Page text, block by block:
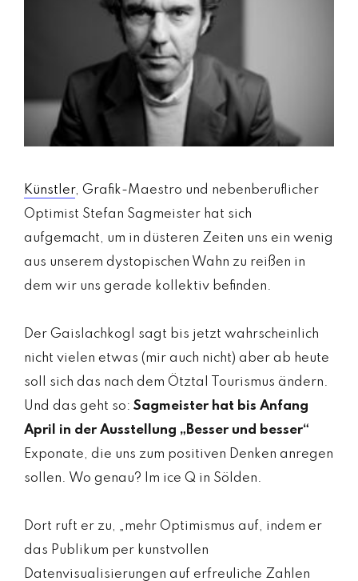
a
zi
n
a
u
s
Ö
st
ei
c
h
MODE, BEAUTY, TRAVEL, MENTAL HEALTH
Künstler, Grafik-Maestro und nebenberuflicher
Optimist Stefan Sagmeister hat sich
aufgemacht, um in düsteren Zeiten uns ein wenig
aus unserem dystopischen Wahn zu reißen in
dem wir uns gerade kollektiv befinden.
Der Gaislachkogl sagt bis jetzt wahrscheinlich
nicht vielen etwas (mir auch nicht) aber ab heute
soll sich das nach dem Ötztal Tourismus ändern.
Und das geht so: Sagmeister hat bis Anfang
April in der Ausstellung „Besser und besser“
Exponate, die uns zum positiven Denken anregen
sollen. Wo genau? Im ice Q in Sölden.
Dort ruft er zu, „mehr Optimismus auf, indem er
das Publikum per kunstvollen
Datenvisualisierungen auf erfreuliche Zahlen